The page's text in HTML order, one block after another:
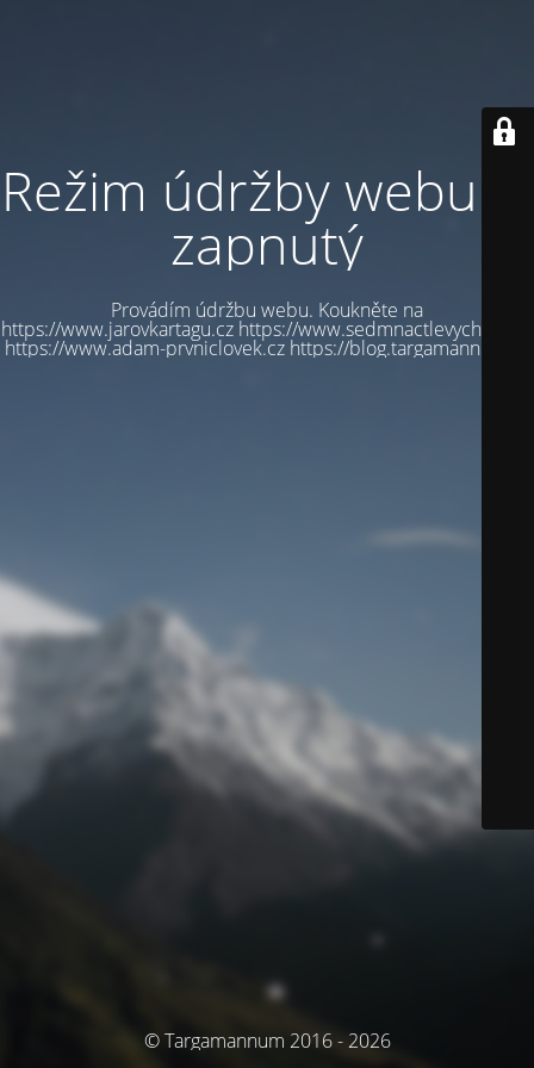
Režim údržby webu je
zapnutý
Provádím údržbu webu. Koukněte na
https://www.jarovkartagu.cz https://www.sedmnactlevychbot.cz
https://www.adam-prvniclovek.cz https://blog.targamannum.cz
© Targamannum 2016 - 2026